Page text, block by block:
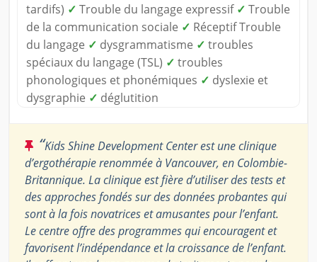
tardifs) ✓ Trouble du langage expressif ✓ Trouble
de la communication sociale ✓ Réceptif Trouble
du langage ✓ dysgrammatisme ✓ troubles
spéciaux du langage (TSL) ✓ troubles
phonologiques et phonémiques ✓ dyslexie et
dysgraphie ✓ déglutition
“Kids Shine Development Center est une clinique
d’ergothérapie renommée à Vancouver, en Colombie-
Britannique. La clinique est fière d’utiliser des tests et
des approches fondés sur des données probantes qui
sont à la fois novatrices et amusantes pour l’enfant.
Le centre offre des programmes qui encouragent et
favorisent l’indépendance et la croissance de l’enfant.